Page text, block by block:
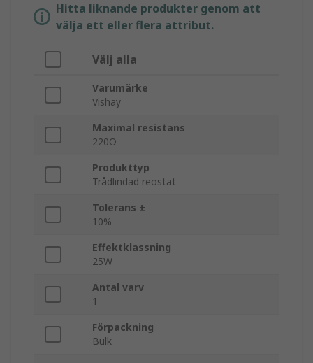
Hitta liknande produkter genom att
välja ett eller flera attribut.
Välj alla
Varumärke
Vishay
Maximal resistans
220Ω
Produkttyp
Trådlindad reostat
Tolerans ±
10%
Effektklassning
25W
Antal varv
1
Förpackning
Bulk